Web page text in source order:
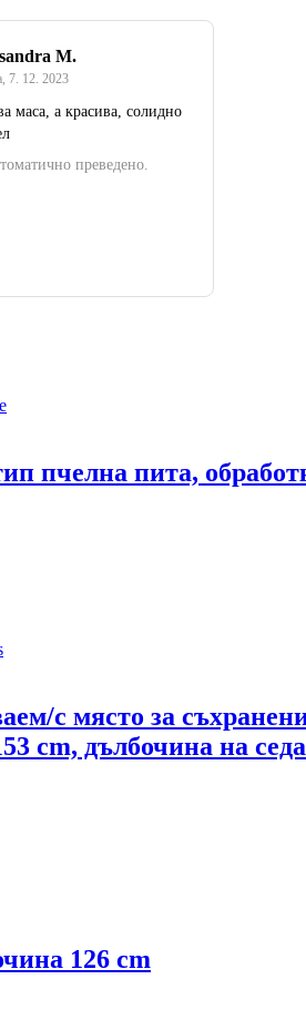
M.
, 7. 12. 2023
маса, а красива, солидно
преведено.
пчелна пита,
с място за
cm, дълбочина на
126 cm